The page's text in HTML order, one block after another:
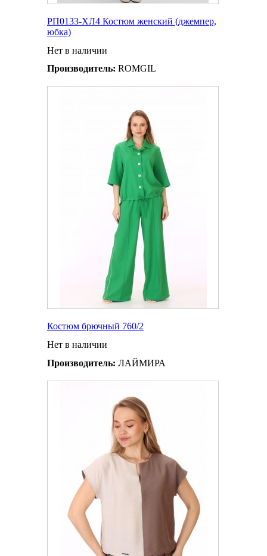
РП0133-ХЛ4 Костюм женский (джемпер,
юбка)
Нет в наличии
Производитель: ROMGIL
Костюм брючный 760/2
Нет в наличии
Производитель: ЛАЙМИРА